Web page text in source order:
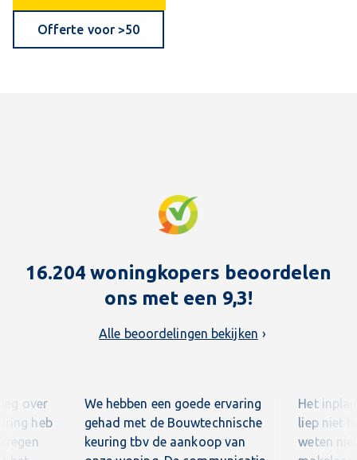
Offerte voor >50
16.204 woningkopers beoordelen
ons met een 9,3!
Alle beoordelingen bekijken
We hebben een goede ervaring
gehad met de Bouwtechnische
keuring tbv de aankoop van
Het
liep niet
weten
over
heb